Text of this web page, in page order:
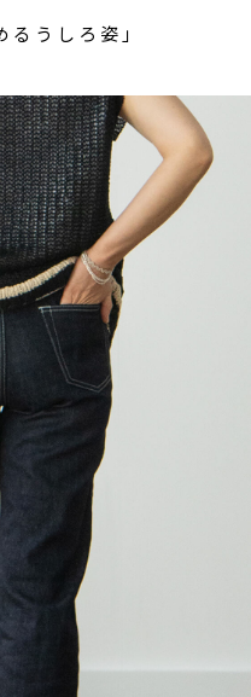
るうしろ姿」